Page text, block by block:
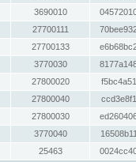
3690010
27700111
27700133
3770030
27800020
27800040
27800030
3770040
25463